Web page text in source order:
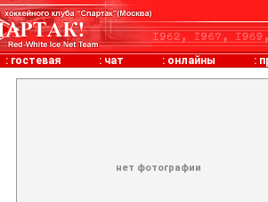
: гостевая : чат : онлайны :
нет фотографии